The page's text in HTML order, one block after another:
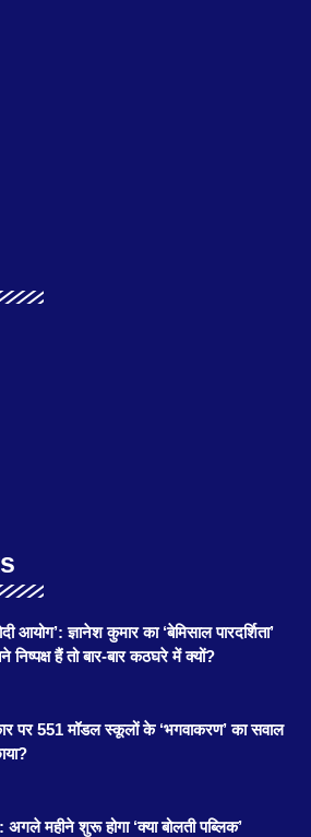
आयोग’: ज्ञानेश कुमार का ‘बेमिसाल पारदर्शिता’
निष्पक्ष हैं तो बार-बार कठघरे में क्यों?
पर 551 मॉडल स्कूलों के ‘भगवाकरण’ का सवाल
महीने शुरू होगा ‘क्या बोलती पब्लिक’